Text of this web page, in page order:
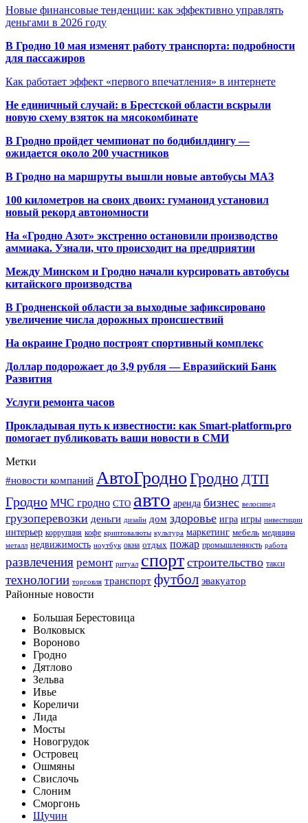
Новые финансовые тенденции: как эффективно управлять
деньгами в 2026 году
В Гродно 10 мая изменят работу транспорта: подробности
для пассажиров
Как работает эффект «первого впечатления» в интернете
Не единичный случай: в Брестской области вскрыли
новую схему взяток на мясокомбинате
В Гродно пройдет чемпионат по бодибилдингу —
ожидается около 200 участников
В Гродно на маршруты вышли новые автобусы МАЗ
100 километров на своих двоих: гуманоид установил
новый рекорд автономности
На «Гродно Азот» экстренно остановили производство
аммиака. Узнали, что происходит на предприятии
Между Минском и Гродно начали курсировать автобусы
китайского производства
В Гродненской области за выходные зафиксировано
увеличение числа дорожных происшествий
На окраине Гродно построят спортивный комплекс
Доллар подорожает до 3,9 рубля — Евразийский Банк
Развития
Услуги ремонта часов
Прокладывая путь к известности: как Smart-platform.pro
помогает публиковать ваши новости в СМИ
Метки
#новости компаний АвтоГродноГродно ДТП
Гродно МЧС гродно СТО авто аренда бизнес велосипед
грузоперевозки деньги дизайн дом здоровье игра игры инвестиции
интерьер коррупция кофе криптовалюты культура маркетинг мебель медицина
металл недвижимость ноутбук окна отдых пожар промышленность работа
развлечения ремонт ритуал спорт строительство такси
технологии торговля транспорт футбол эвакуатор
Районные новости
Большая Берестовица
Волковыск
Вороново
Гродно
Дятлово
Зельва
Ивье
Кореличи
Лида
Мосты
Новогрудок
Островец
Ошмяны
Свислочь
Слоним
Сморгонь
Щучин